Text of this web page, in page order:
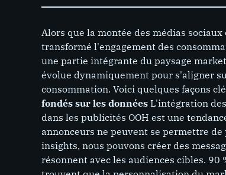
Alors que la montée des médias
transformé l'engagement des
une partie intégrante du paysage
évolue dynamiquement pour s'aligner
consommation. Voici quelques façons
fondés sur les données L'intégration
dans les publicités OOH est une
annonceurs ne peuvent se permettre
insights, nous pouvons créer des
résonnent avec les audiences cibles. 90